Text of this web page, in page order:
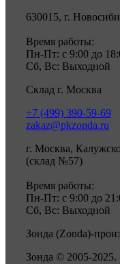
630015, г.
Время работы:
Пн-Пт: с 9:00 до
Сб, Вс: Выходной
Склад г. Москва
+7 (499) 390-59-69
zakaz@pkzonda.ru
г. Москва,
(склад №57)
Время работы:
Пн-Пт: с 9:00 до
Сб, Вс: Выходной
Зонда (Zonda)-
Зонда © 2005-2025.